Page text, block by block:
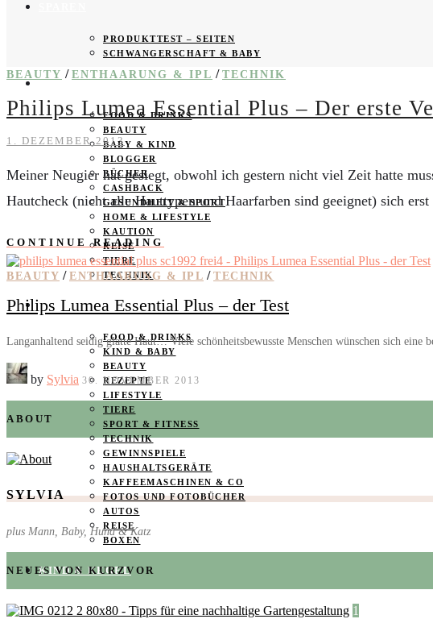
PRODUKTTEST – SEITEN
SCHWANGERSCHAFT & BABY
PRODUKTTESTER GESUCHT
FOOD & DRINKS
BEAUTY
BABY & KIND
BLOGGER
BÜCHER
CASHBACK
GESUNDHEIT & SPORT
HOME & LIFESTYLE
KAUTION
REISE
TIERE
TECHNIK
KATEGORIEN
FOOD & DRINKS
KIND & BABY
BEAUTY
REZEPTE
LIFESTYLE
TIERE
SPORT & FITNESS
TECHNIK
GEWINNSPIELE
HAUSHALTSGERÄTE
KAFFEEMASCHINEN & CO
FOTOS UND FOTOBÜCHER
AUTOS
REISE
BOXEN
KIND & KEGEL
BEAUTY / ENTHAARUNG & IPL / TECHNIK
Philips Lumea Essential Plus – Der erste
1. DEZEMBER 2013
Meiner Neugier hat gesiegt, obwohl ich gestern nicht viel Zeit hatte
Hautcheck (nicht alle Hauttypen und Haarfarben sind geeignet) sich
CONTINUE READING
BEAUTY / ENTHAARUNG & IPL / TECHNIK
Philips Lumea Essential Plus – der Test
Langanhaltend seidig glatte Haut… Viele schönheitsbewusste Menschen wünschen sich
by Sylvia 30. NOVEMBER 2013
ABOUT
SYLVIA
plus Mann, Baby, Hund & Katz
NEUES VON KURZVOR
1